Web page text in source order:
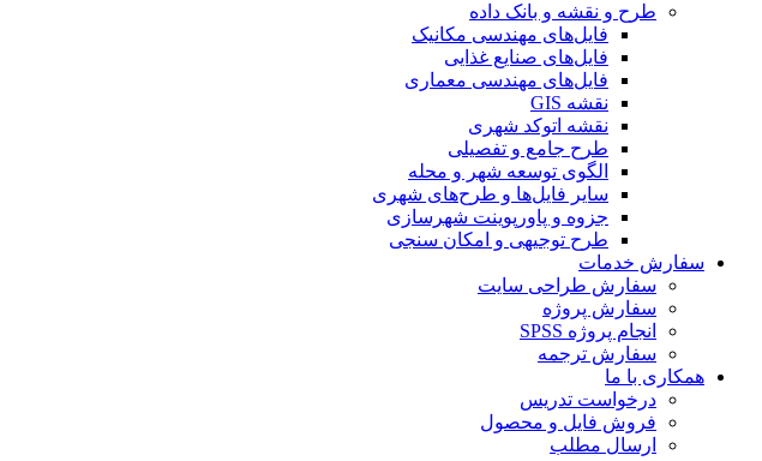
طرح و نقشه و بانک داده
فایل‌های مهندسی مکانیک
فایل‌های صنایع غذایی
فایل‌های مهندسی معماری
نقشه GIS
نقشه اتوکد شهری
طرح جامع و تفصیلی
الگوی توسعه شهر و محله
سایر فایل‌ها و طرح‌های شهری
جزوه و پاورپوینت شهرسازی
طرح توجیهی و امکان سنجی
سفارش خدمات
سفارش طراحی سایت
سفارش پروژه
انجام پروژه SPSS
سفارش ترجمه
همکاری با ما
درخواست تدریس
فروش فایل و محصول
ارسال مطلب